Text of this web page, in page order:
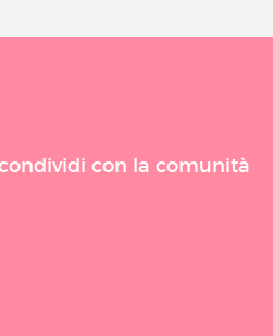
con la comunità